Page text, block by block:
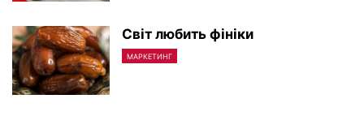
Світ любить фініки
МАРКЕТИНГ